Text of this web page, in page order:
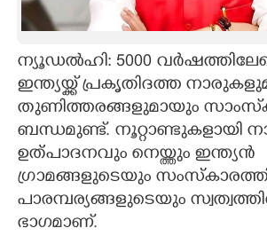
ASTRO
CARTOONS
LITERATURE
ZOOM
CONTACT US
ന്യൂഡൽഹി: 5000
ഇന്ത്യയ്ക്ക് പ്രകൃതിദത്ത
തുണിത്തരങ്ങളുമായും
ബന്ധമുണ്ട്. നൂറ്റാണ്ടുകളായി
ഉത്പാദനവും നെയ്ത്തും ഇന്ത്യൻ
ഗ്രാമങ്ങളുടെയും
പാരമ്പര്യങ്ങളുടെയും
ഭാഗമാണ്.